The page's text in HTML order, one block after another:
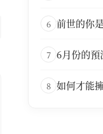
6 前世的你
7 6月份的預
8 如何才能